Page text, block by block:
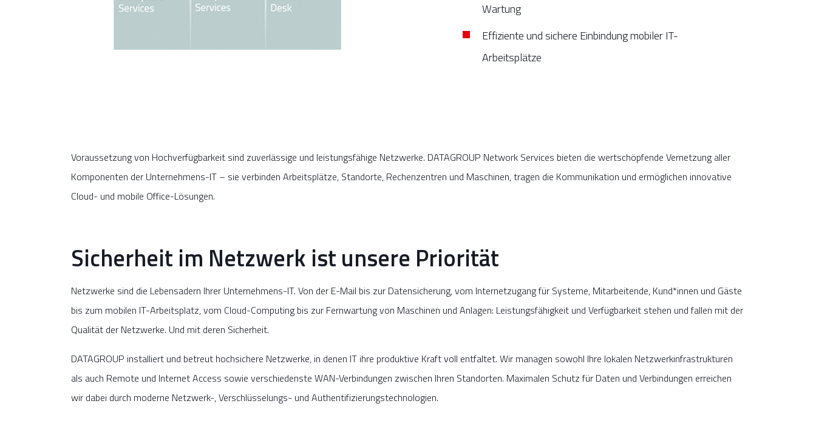
Wartung
Effiziente und sichere Einbindung mobiler IT-
Arbeitsplätze
Voraussetzung von Hochverfügbarkeit sind zuverlässige und leistungsfähige Netzwerke. DATAGROUP Network Services bieten die wertschöpfende Vernetzung aller
Komponenten der Unternehmens-IT – sie verbinden Arbeitsplätze, Standorte, Rechenzentren und Maschinen, tragen die Kommunikation und ermöglichen innovative
Cloud- und mobile Office-Lösungen.
Sicherheit im Netzwerk ist unsere Priorität
Netzwerke sind die Lebensadern Ihrer Unternehmens-IT. Von der E-Mail bis zur Datensicherung, vom Internetzugang für Systeme, Mitarbeitende, Kund*innen und Gäste
bis zum mobilen IT-Arbeitsplatz, vom Cloud-Computing bis zur Fernwartung von Maschinen und Anlagen: Leistungsfähigkeit und Verfügbarkeit stehen und fallen mit der
Qualität der Netzwerke. Und mit deren Sicherheit.
DATAGROUP installiert und betreut hochsichere Netzwerke, in denen IT ihre produktive Kraft voll entfaltet. Wir managen sowohl Ihre lokalen Netzwerkinfrastrukturen
als auch Remote und Internet Access sowie verschiedenste WAN-Verbindungen zwischen Ihren Standorten. Maximalen Schutz für Daten und Verbindungen erreichen
wir dabei durch moderne Netzwerk-, Verschlüsselungs- und Authentifizierungstechnologien.